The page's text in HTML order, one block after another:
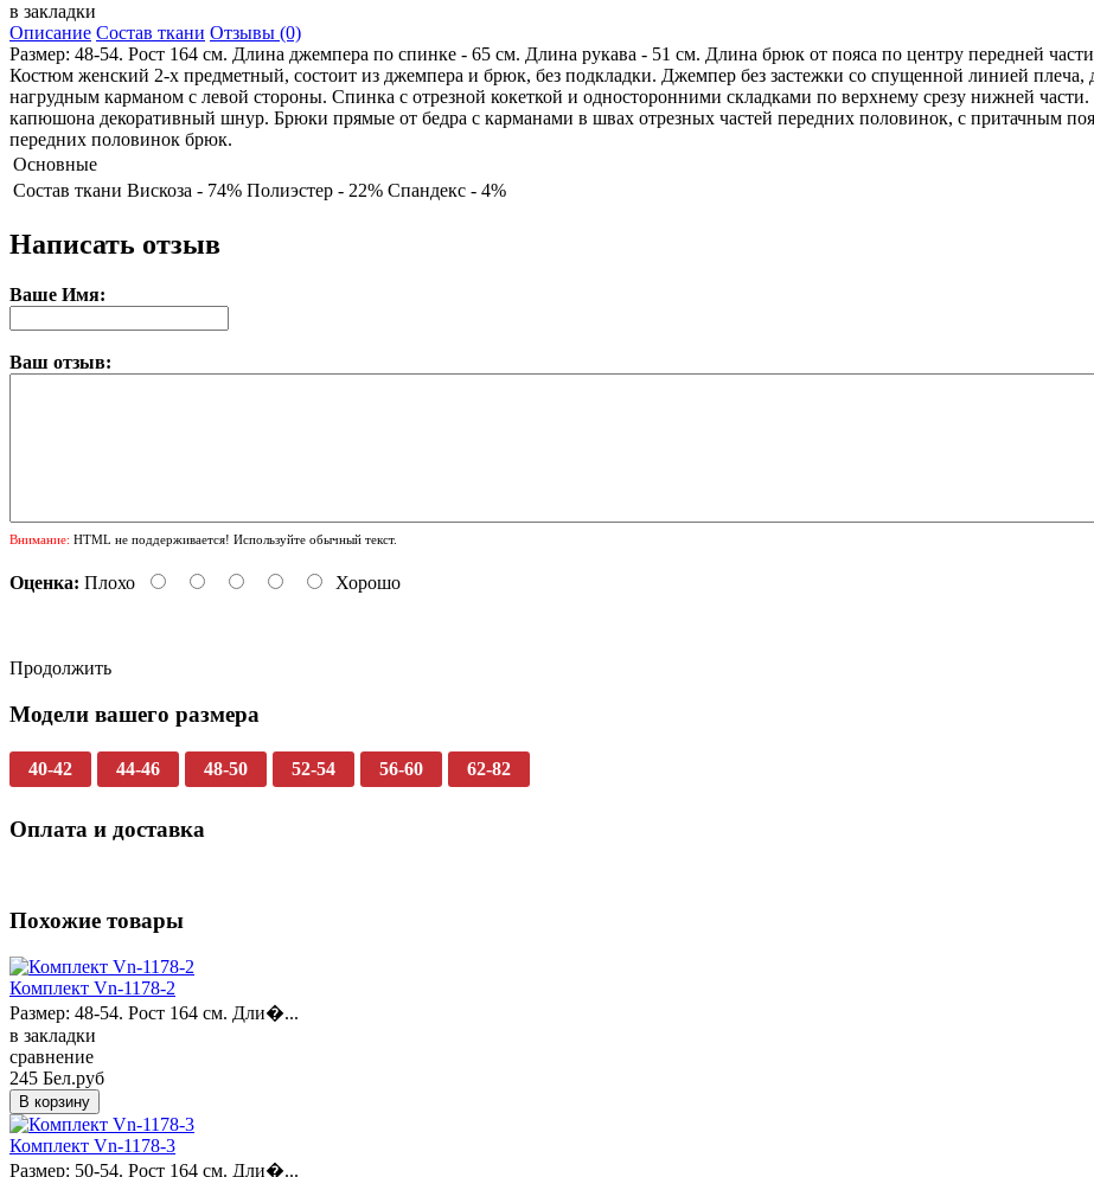
в закладки
Описание Состав ткани Отзывы (0)
Размер: 48-54. Рост 164 см. Длина джемпера по спинке - 65 см. Длина рукава - 51 см. Длина брюк от пояса по центру передней
Костюм женский 2-х предметный, состоит из джемпера и брюк, без подкладки. Джемпер без застежки со спущенной линией
нагрудным карманом с левой стороны. Спинка с отрезной кокеткой и односторонними складками по верхнему срезу нижней
капюшона декоративный шнур. Брюки прямые от бедра с карманами в швах отрезных частей передних половинок, с притачным
передних половинок брюк.
Основные
Состав ткани Вискоза - 74% Полиэстер - 22% Спандекс - 4%
Написать отзыв
Ваше Имя:
Ваш отзыв:
Внимание: HTML не поддерживается! Используйте обычный текст.
Оценка: Плохо Хорошо
Продолжить
Модели вашего размера
40-42 44-46 48-50 52-54 56-60 62-82
Оплата и доставка
Похожие товары
Комплект Vn-1178-2
Размер: 48-54. Рост 164 см. Дли�...
в закладки
сравнение
245 Бел.руб
Комплект Vn-1178-3
Размер: 50-54. Рост 164 см. Дли�...